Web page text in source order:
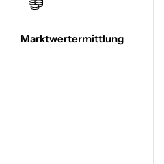
Marktwert­ermittlung